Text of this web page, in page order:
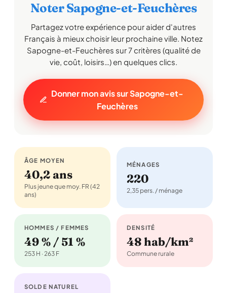
Noter Sapogne-et-Feuchères
Partagez votre expérience pour aider d'autres
Français à mieux choisir leur prochaine ville. Notez
Sapogne-et-Feuchères sur 7 critères (qualité de
vie, coût, loisirs…) en quelques clics.
Donner mon avis sur Sapogne-et-
Feuchères
ÂGE MOYEN
40,2 ans
Plus jeune que moy. FR (42
ans)
MÉNAGES
220
2,35 pers. / ménage
HOMMES / FEMMES
49 % / 51 %
253 H · 263 F
DENSITÉ
48 hab/km²
Commune rurale
SOLDE NATUREL